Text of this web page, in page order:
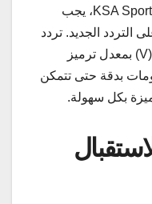
للحصول على إشارة قوية لقناة KSA Sport 4، يجب
التردد الجديد. تردد
القناة لـ 2024 هو 12284 عمودي (V) بمعدل ترميز
بدقة حتى تتمكن
بكل سهولة.